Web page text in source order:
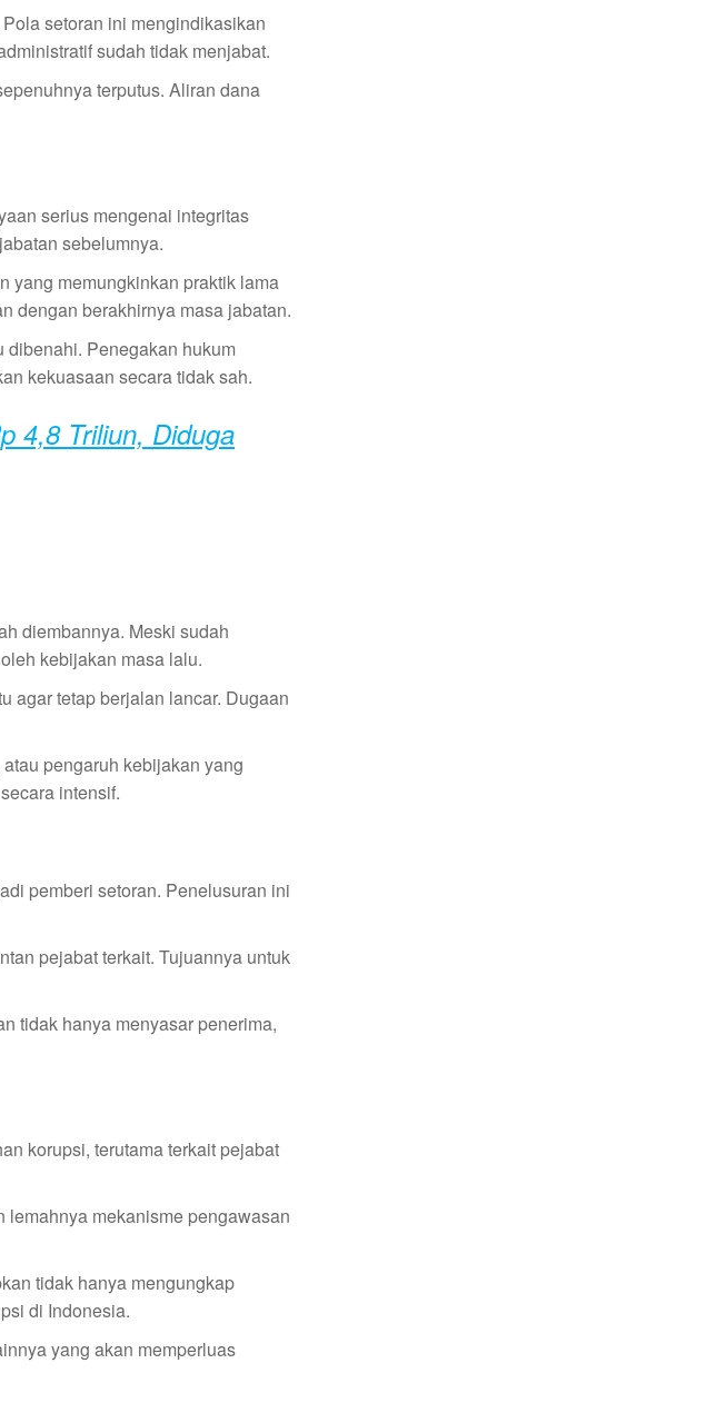
setoran ini mengindikasikan
sudah tidak menjabat.
terputus. Aliran dana
serius mengenai integritas
sebelumnya.
yang memungkinkan praktik lama
dengan berakhirnya masa jabatan.
Penegakan hukum
kekuasaan secara tidak sah.
4,8 Triliun, Diduga
diembannya. Meski sudah
kebijakan masa lalu.
agar tetap berjalan lancar. Dugaan
pengaruh kebijakan yang
intensif.
pemberi setoran. Penelusuran ini
pejabat terkait. Tujuannya untuk
tidak hanya menyasar penerima,
korupsi, terutama terkait pejabat
mekanisme pengawasan
tidak hanya mengungkap
di Indonesia.
yang akan memperluas